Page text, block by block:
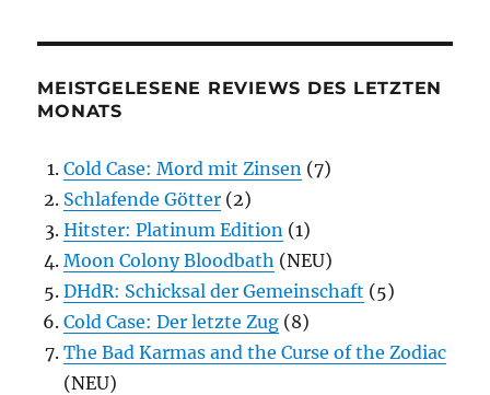
MEISTGELESENE REVIEWS DES LETZTEN
MONATS
Cold Case: Mord mit Zinsen (7)
Schlafende Götter (2)
Hitster: Platinum Edition (1)
Moon Colony Bloodbath (NEU)
DHdR: Schicksal der Gemeinschaft (5)
Cold Case: Der letzte Zug (8)
The Bad Karmas and the Curse of the Zodiac
(NEU)